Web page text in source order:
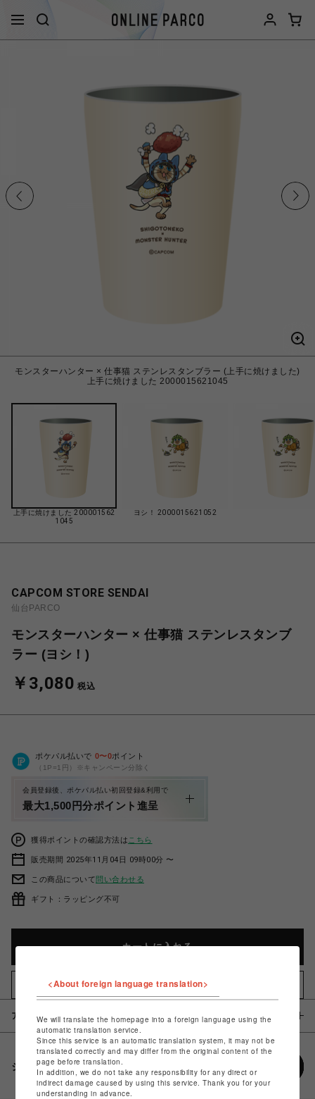
モンスターハンター × 仕事猫 ステンレスタンブラー (上手に焼けました)
上手に焼けました 2000015621045
上手に焼けました 200001562
1045
ヨシ！ 2000015621052
CAPCOM STORE SENDAI
仙台PARCO
モンスターハンター × 仕事猫 ステンレスタンブ
ラー (ヨシ！)
￥3,080 税込
ポケパル払いで 0〜0ポイント
（1P=1円）※キャンペーン分除く
会員登録後、ポケパル払い初回登録&利用で
最大1,500円分ポイント進呈
獲得ポイントの確認方法は こちら
販売期間 2025年11月04日 09時00分 〜
この商品について問い合わせる
ギフト：ラッピング不可
カートに入れる
お気に入りアイテムに追加
アイテム説明 / 素材
シェアする
<About foreign language translation>
We will translate the homepage into a foreign language using the
automatic translation service.
Since this service is an automatic translation system, it may not be
translated correctly and may differ from the original content of the
page before translation.
In addition, we do not take any responsibility for any direct or
indirect damage caused by using this service. Thank you for your
understanding in advance.